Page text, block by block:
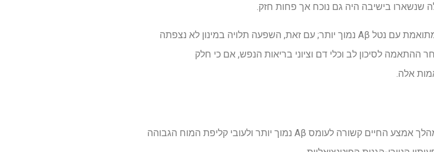
שנשארו בישיבה היה גם נוכח אך פחות חזק.
נמצא קשר לתגובה במינון, עם פעילות גופנית מוגברת המתואמת עם נטל Aβ נמוך יותר; עם זאת, השפעה תלויה במינון לא נצפתה
ההתאמה לסיכון לב וכלי דם וציוני בריאות הנפש, אם כי חלק
אלה.
המחקר מגלה כי פעילות גופנית מוגברת או מתמשכת במהלך אמצע החיים קשורה לעומס Aβ נמוך יותר ולעובי קליפת המוח הגבוהה